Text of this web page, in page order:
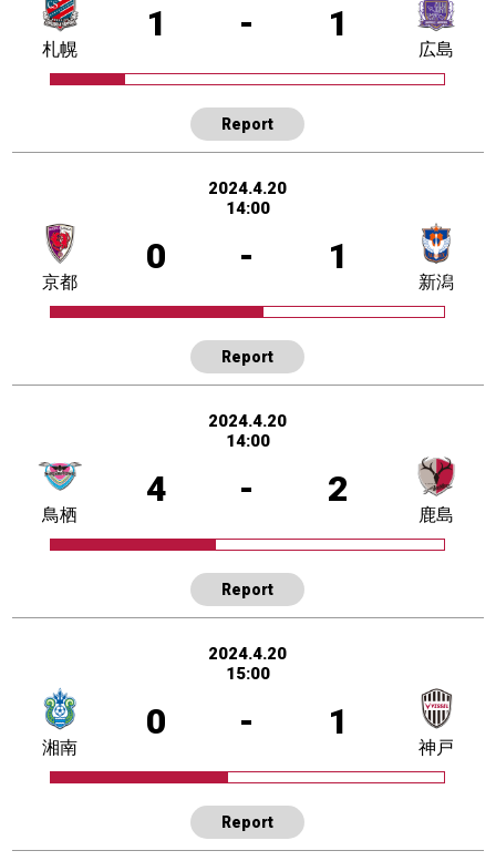
1 - 1
札幌 広島
Report
2024.4.20
14:00
0 - 1
京都 新潟
Report
2024.4.20
14:00
4 - 2
鳥栖 鹿島
Report
2024.4.20
15:00
0 - 1
湘南 神戸
Report